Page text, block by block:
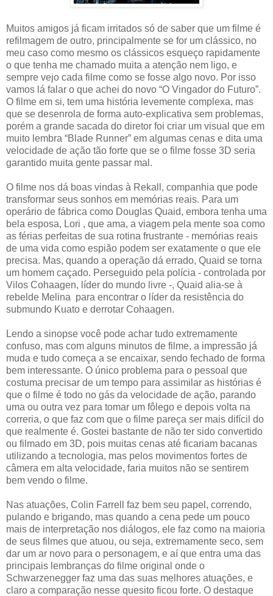
Muitos amigos já ficam irritados só de saber que um filme é
refilmagem de outro, principalmente se for um clássico, no
meu caso como mesmo os clássicos esqueço rapidamente
o que tenha me chamado muita a atenção nem ligo, e
sempre vejo cada filme como se fosse algo novo. Por isso
vamos lá falar o que achei do novo “O Vingador do Futuro”.
O filme em si, tem uma história levemente complexa, mas
que se desenrola de forma auto-explicativa sem problemas,
porém a grande sacada do diretor foi criar um visual que em
muito lembra “Blade Runner” em algumas cenas e dita uma
velocidade de ação tão forte que se o filme fosse 3D seria
garantido muita gente passar mal.
O filme nos dá boas vindas à Rekall, companhia que pode
transformar seus sonhos em memórias reais. Para um
operário de fábrica como Douglas Quaid, embora tenha uma
bela esposa, Lori , que ama, a viagem pela mente soa como
as férias perfeitas de sua rotina frustrante - memórias reais
de uma vida como espião podem ser exatamente o que ele
precisa. Mas, quando a operação dá errado, Quaid se torna
um homem caçado. Perseguido pela polícia - controlada por
Vilos Cohaagen, líder do mundo livre -, Quaid alia-se à
rebelde Melina para encontrar o líder da resistência do
submundo Kuato e derrotar Cohaagen.
Lendo a sinopse você pode achar tudo extremamente
confuso, mas com alguns minutos de filme, a impressão já
muda e tudo começa a se encaixar, sendo fechado de forma
bem interessante. O único problema para o pessoal que
costuma precisar de um tempo para assimilar as histórias é
que o filme é todo no gás da velocidade de ação, parando
uma ou outra vez para tomar um fôlego e depois volta na
correria, o que faz com que o filme pareça ser mais difícil do
que realmente é. Gostei bastante de não ter sido convertido
ou filmado em 3D, pois muitas cenas até ficariam bacanas
utilizando a tecnologia, mas pelos movimentos fortes de
câmera em alta velocidade, faria muitos não se sentirem
bem vendo o filme.
Nas atuações, Colin Farrell faz bem seu papel, correndo,
pulando e brigando, mas quando a cena pede um pouco
mais de interpretação nos diálogos, ele faz como na maioria
de seus filmes que atuou, ou seja, extremamente seco, sem
dar um ar novo para o personagem, e aí que entra uma das
principais lembranças do filme original onde o
Schwarzenegger faz uma das suas melhores atuações, e
claro a comparação nesse quesito ficou forte. O destaque